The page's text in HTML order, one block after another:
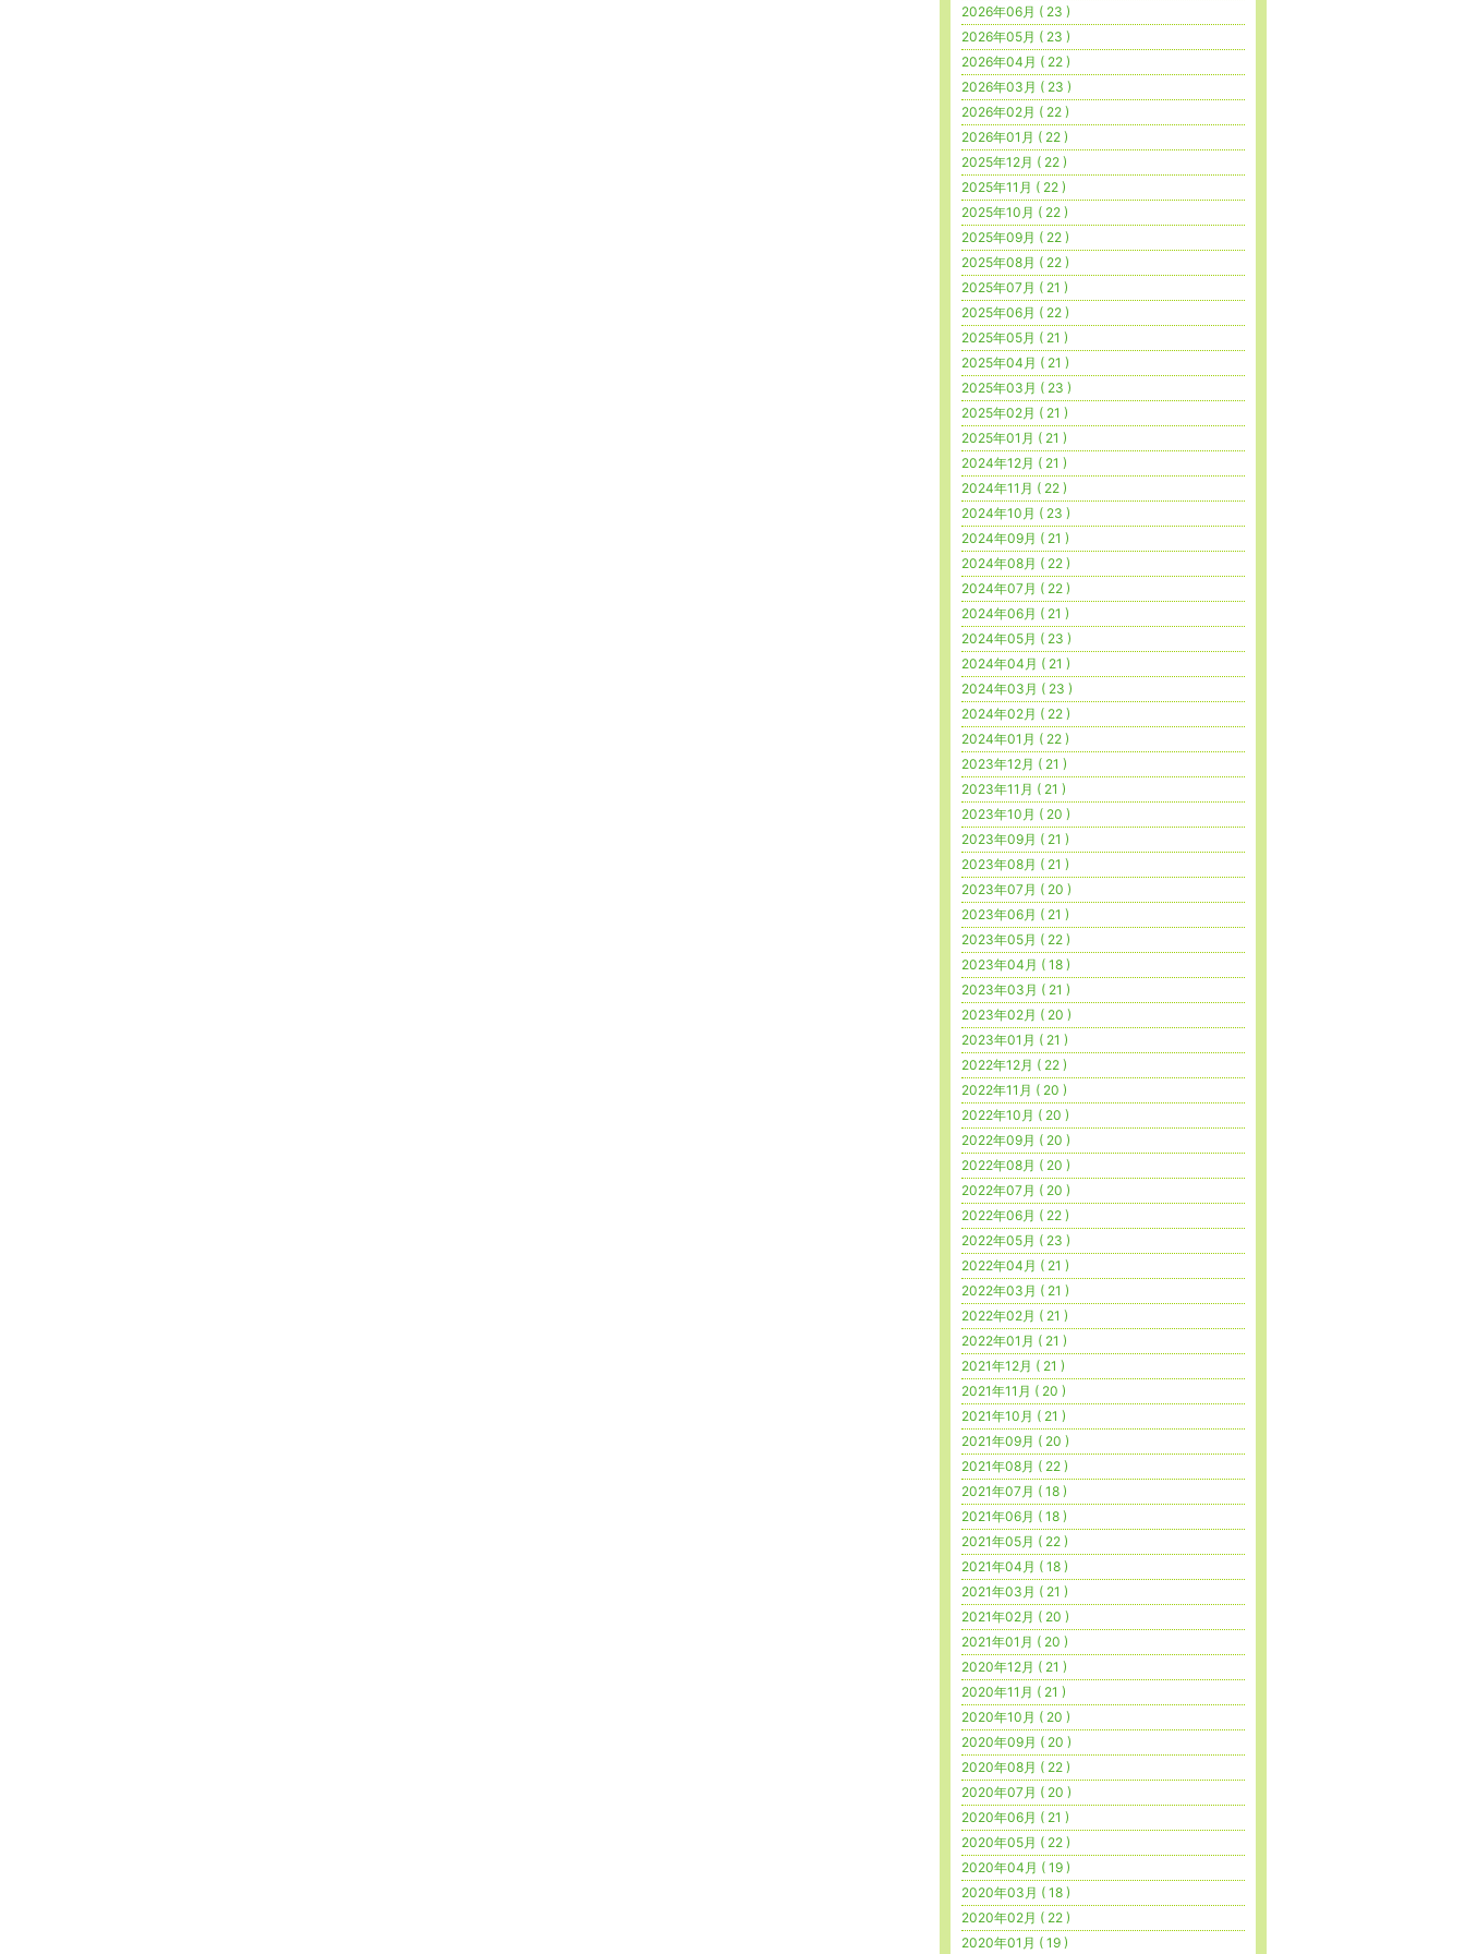
2026年06月 ( 23 )
2026年05月 ( 23 )
2026年04月 ( 22 )
2026年03月 ( 23 )
2026年02月 ( 22 )
2026年01月 ( 22 )
2025年12月 ( 22 )
2025年11月 ( 22 )
2025年10月 ( 22 )
2025年09月 ( 22 )
2025年08月 ( 22 )
2025年07月 ( 21 )
2025年06月 ( 22 )
2025年05月 ( 21 )
2025年04月 ( 21 )
2025年03月 ( 23 )
2025年02月 ( 21 )
2025年01月 ( 21 )
2024年12月 ( 21 )
2024年11月 ( 22 )
2024年10月 ( 23 )
2024年09月 ( 21 )
2024年08月 ( 22 )
2024年07月 ( 22 )
2024年06月 ( 21 )
2024年05月 ( 23 )
2024年04月 ( 21 )
2024年03月 ( 23 )
2024年02月 ( 22 )
2024年01月 ( 22 )
2023年12月 ( 21 )
2023年11月 ( 21 )
2023年10月 ( 20 )
2023年09月 ( 21 )
2023年08月 ( 21 )
2023年07月 ( 20 )
2023年06月 ( 21 )
2023年05月 ( 22 )
2023年04月 ( 18 )
2023年03月 ( 21 )
2023年02月 ( 20 )
2023年01月 ( 21 )
2022年12月 ( 22 )
2022年11月 ( 20 )
2022年10月 ( 20 )
2022年09月 ( 20 )
2022年08月 ( 20 )
2022年07月 ( 20 )
2022年06月 ( 22 )
2022年05月 ( 23 )
2022年04月 ( 21 )
2022年03月 ( 21 )
2022年02月 ( 21 )
2022年01月 ( 21 )
2021年12月 ( 21 )
2021年11月 ( 20 )
2021年10月 ( 21 )
2021年09月 ( 20 )
2021年08月 ( 22 )
2021年07月 ( 18 )
2021年06月 ( 18 )
2021年05月 ( 22 )
2021年04月 ( 18 )
2021年03月 ( 21 )
2021年02月 ( 20 )
2021年01月 ( 20 )
2020年12月 ( 21 )
2020年11月 ( 21 )
2020年10月 ( 20 )
2020年09月 ( 20 )
2020年08月 ( 22 )
2020年07月 ( 20 )
2020年06月 ( 21 )
2020年05月 ( 22 )
2020年04月 ( 19 )
2020年03月 ( 18 )
2020年02月 ( 22 )
2020年01月 ( 19 )